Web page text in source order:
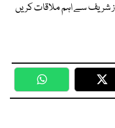
شریف سے اہم ملاقات کریں
WhatsApp